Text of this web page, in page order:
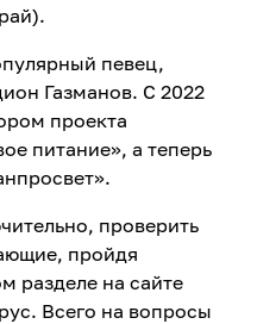
певец,
Газманов. С 2022
проекта
питание», а теперь
проверить
пройдя
разделе на сайте
Всего на вопросы